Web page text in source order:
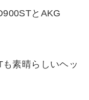
とAKG
素晴らしいヘッ